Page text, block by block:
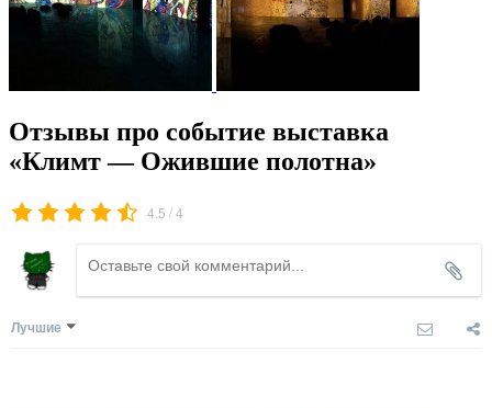
Отзывы про событие выставка
«Климт — Ожившие полотна»
4.5 /4
Лучшие